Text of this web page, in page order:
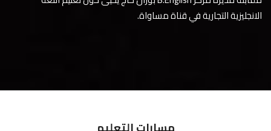
الانجليزية التجارية في قناة مساواة.